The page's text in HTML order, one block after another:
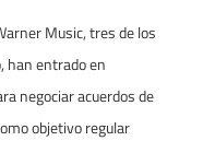
Music, tres de los
han entrado en
negociar acuerdos de
objetivo regular